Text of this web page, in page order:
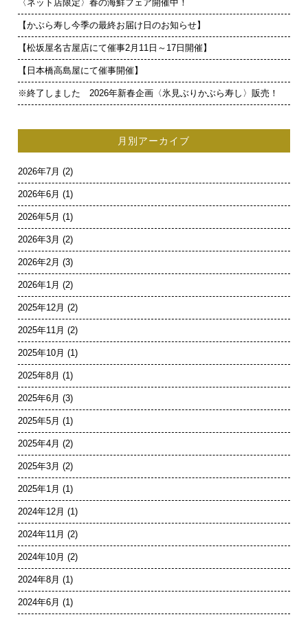
〈ネット店限定〉春の海鮮フェア開催中！
【かぶら寿し今季の最終お届け日のお知らせ】
【松坂屋名古屋店にて催事2月11日～17日開催】
【日本橋高島屋にて催事開催】
※終了しました 2026年新春企画〈氷見ぶりかぶら寿し〉販売！
月別アーカイブ
2026年7月 (2)
2026年6月 (1)
2026年5月 (1)
2026年3月 (2)
2026年2月 (3)
2026年1月 (2)
2025年12月 (2)
2025年11月 (2)
2025年10月 (1)
2025年8月 (1)
2025年6月 (3)
2025年5月 (1)
2025年4月 (2)
2025年3月 (2)
2025年1月 (1)
2024年12月 (1)
2024年11月 (2)
2024年10月 (2)
2024年8月 (1)
2024年6月 (1)